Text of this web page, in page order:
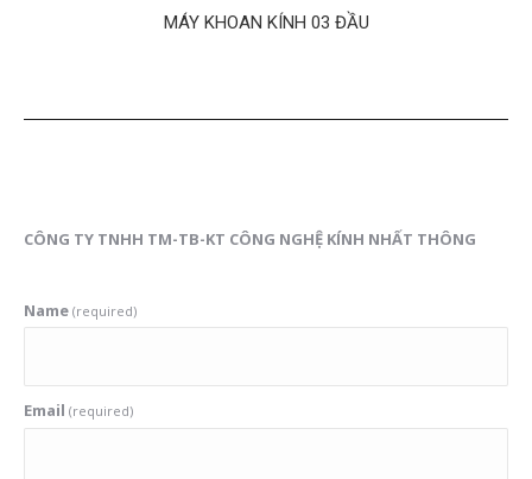
MÁY KHOAN KÍNH 03 ĐẦU
CÔNG TY TNHH TM-TB-KT CÔNG NGHỆ KÍNH NHẤT THÔNG
Name (required)
Email (required)